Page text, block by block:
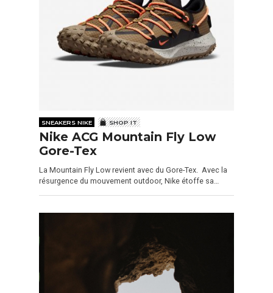
SNEAKERS NIKE SHOP IT
Nike ACG Mountain Fly Low
Gore-Tex
La Mountain Fly Low revient avec du Gore-Tex. Avec la
résurgence du mouvement outdoor, Nike étoffe sa…